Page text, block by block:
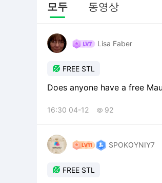
모두 동영상
Lisa Faber
 FREE STL
Does anyone have a free
16:30 04-12  92
SPOKOYNIY7
 FREE STL